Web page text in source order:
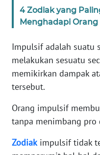
4 Zodiak yang
Menghadapi
Impulsif adalah suatu
melakukan sesuatu
memikirkan dampak
tersebut.
Orang impulsif
tanpa menimbang
Zodiakimpulsif tidak
KARIR
Wahana
News
Regional
WN
SUMUT
WN